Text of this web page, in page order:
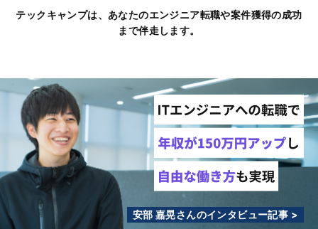
テックキャンプは、あなたのエンジニア転職や案件獲得の成功
まで伴走します。
安部 嘉晃さんのインタビュー記事 >